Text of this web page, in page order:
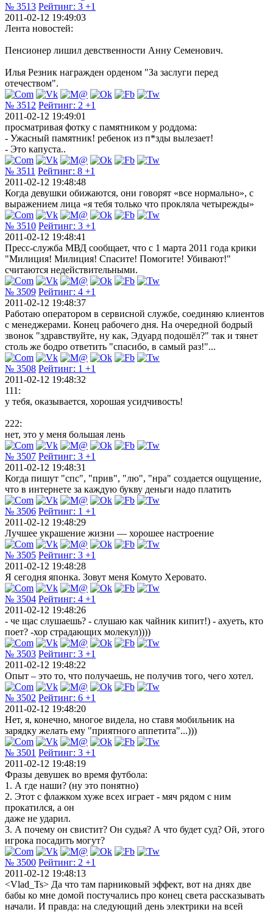
№ 3513 Рейтинг: 3 +1
2011-02-12 19:49:03
Лента новостей:
Пенсионер лишил девственности Анну Семенович.
Илья Резник награжден орденом "За заслуги перед
отечеством".
№ 3512 Рейтинг: 2 +1
2011-02-12 19:49:01
просматривая фотку с памятником у роддома:
- Ужасный памятник! ребенок из п*зды вылезает!
- Это капуста..
№ 3511 Рейтинг: 8 +1
2011-02-12 19:48:48
Когда девушки обижаются, они говорят «все нормально», с
выражением лица «я тебя только что прокляла четырежды»
№ 3510 Рейтинг: 3 +1
2011-02-12 19:48:41
Пресс-служба МВД сообщает, что с 1 марта 2011 года крики
"Милиция! Милиция! Спасите! Помогите! Убивают!"
считаются недействительными.
№ 3509 Рейтинг: 4 +1
2011-02-12 19:48:37
Работаю оператором в сервисной службе, соединяю клиентов
с менеджерами. Конец рабочего дня. На очередной бодрый
звонок "здравствуйте, ну как, Эдуард подошёл?" так и тянет
столь же бодро ответить "спасибо, в самый раз!"...
№ 3508 Рейтинг: 1 +1
2011-02-12 19:48:32
111:
у тебя, оказывается, хорошая усидчивость!
222:
нет, это у меня большая лень
№ 3507 Рейтинг: 3 +1
2011-02-12 19:48:31
Когда пишут "спс", "прив", "лю", "нра" создается ощущение,
что в интернете за каждую букву деньги надо платить
№ 3506 Рейтинг: 1 +1
2011-02-12 19:48:29
Лучшее украшение жизни — хорошее настроение
№ 3505 Рейтинг: 3 +1
2011-02-12 19:48:28
Я сегодня японка. Зовут меня Комуто Херовато.
№ 3504 Рейтинг: 4 +1
2011-02-12 19:48:26
- че щас слушаешь? - слушаю как чайник кипит!) - ахуеть, кто
поет? -хор страдающих молекул))))
№ 3503 Рейтинг: 3 +1
2011-02-12 19:48:22
Опыт – это то, что получаешь, не получив того, чего хотел.
№ 3502 Рейтинг: 6 +1
2011-02-12 19:48:20
Нет, я, конечно, многое видела, но ставя мобильник на
зарядку желать ему "приятного аппетита"...)))
№ 3501 Рейтинг: 3 +1
2011-02-12 19:48:19
Фразы девушек во время футбола:
1. А где наши? (ну это понятно)
2. Этот с флажком хуже всех играет - мяч рядом с ним
прокатился, а он
даже не ударил.
3. А почему он свистит? Он судья? А что будет суд? Ой, этого
игрока посадить могут?
№ 3500 Рейтинг: 2 +1
2011-02-12 19:48:13
<Vlad_Ts> Да что там парниковый эффект, вот на днях две
бабы ко мне домой постучались про конец света рассказывать
начали. И правда: на следующий день электрики на всей